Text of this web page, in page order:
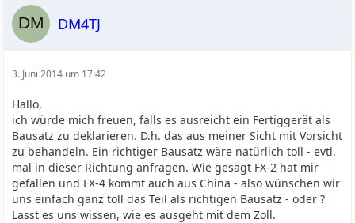
DM4TJ
3. Juni 2014 um 17:42
Hallo,
ich würde mich freuen, falls es ausreicht ein Fertiggerät als
Bausatz zu deklarieren. D.h. das aus meiner Sicht mit Vorsicht
zu behandeln. Ein richtiger Bausatz wäre natürlich toll - evtl.
mal in dieser Richtung anfragen. Wie gesagt FX-2 hat mir
gefallen und FX-4 kommt auch aus China - also wünschen wir
uns einfach ganz toll das Teil als richtigen Bausatz - oder ?
Lasst es uns wissen, wie es ausgeht mit dem Zoll.